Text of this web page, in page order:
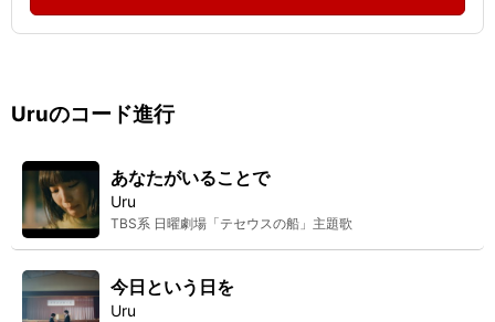
Uruのコード進行
あなたがいることで
Uru
TBS系 日曜劇場「テセウスの船」主題歌
今日という日を
Uru